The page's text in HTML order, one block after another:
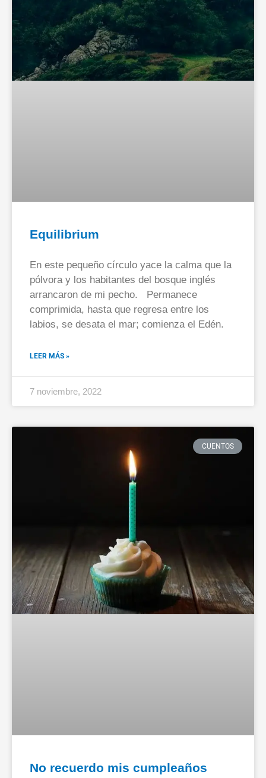
Equilibrium
En este pequeño círculo yace la calma que la
pólvora y los habitantes del bosque inglés
arrancaron de mi pecho. Permanece
comprimida, hasta que regresa entre los
labios, se desata el mar; comienza el Edén.
LEER MÁS »
7 noviembre, 2022
CUENTOS
No recuerdo mis cumpleaños